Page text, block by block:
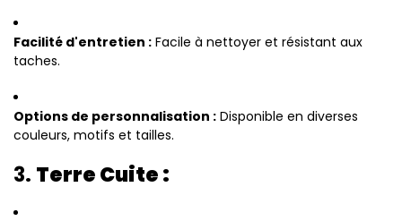
Facilité d'entretien : Facile à nettoyer et résistant aux
taches.
Options de personnalisation : Disponible en diverses
couleurs, motifs et tailles.
3. Terre Cuite :